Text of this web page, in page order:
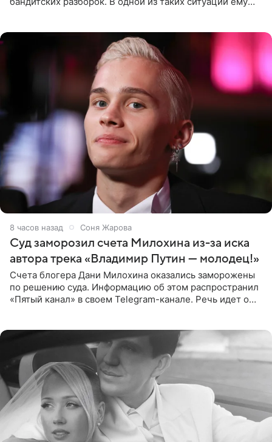
8 часов назад Соня Жарова
Суд заморозил счета Милохина из-за иска
автора трека «Владимир Путин — молодец!»
Счета блогера Дани Милохина оказались заморожены
по решению суда. Информацию об этом распространил
«Пятый канал» в своем Telegram-канале. Речь идет о